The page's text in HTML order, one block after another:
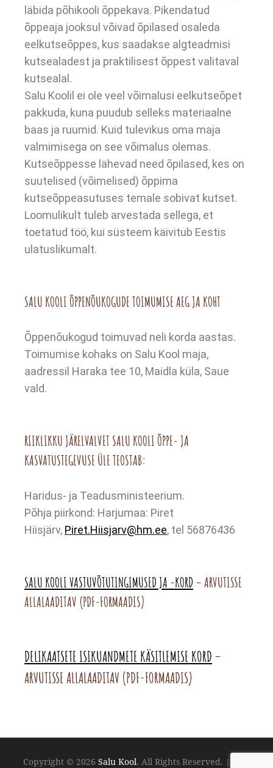
läbida põhikooli õppekava. Pikendatud
õppeaja jooksul võivad õpilased osaleda
eelkutseõppes, kus saadakse algteadmisi
kutsealadest ja praktilisest õppest valitaval
kutsealal.
Salu Koolil ei ole veel võimalusi eelkutseõpet
pakkuda, kuna puudub selleks materiaalne
baas ja ruumid. Kuid tulevikus oma maja
valmimisega on see võimalus olemas.
Kutseõppesse lähevad need õpilased, kes on
suutelised (võimelised) õppima
kutseõppeasutuses temale sobivat kutset.
Loomulikult tuleb arvestada sellega, et
toetatud töö, kui süsteem käivitub Eestis
ulatuslikumalt.
SALU KOOLI ÕPPENÕUKOGUDE TOIMUMISE AEG JA KOHT
Õppenõukogud toimuvad neli korda aastas.
Toimumise kohaks on Salu Kool maja,
aadressil Haraka tee 10, Maidla küla, Saue
vald.
RIIKLIKKU JÄRELVALVET SALU KOOLI ÕPPE- JA
KASVATUSTEGEVUSE ÜLE TEOSTAB:
Haridus- ja Teadusministeerium.
Põhja piirkond: Harjumaa: Piret
Hiisjärv, Piret.Hiisjarv@hm.ee, tel 56876436
SALU KOOLI VASTUVÕTUTINGIMUSED JA -KORD – ARVUTISSE
ALLALAADITAV (PDF-FORMAADIS)
DELIKAATSETE ISIKUANDMETE KÄSITLEMISE KORD –
ARVUTISSE ALLALAADITAV (PDF-FORMAADIS)
Copyright © 2026 Salu Kool. All Rights Reserved. |